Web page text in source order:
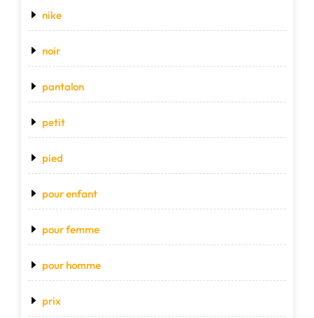
nike
noir
pantalon
petit
pied
pour enfant
pour femme
pour homme
prix